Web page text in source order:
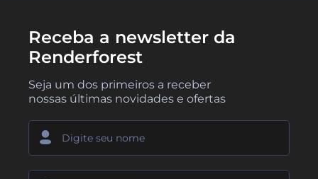
Receba a newsletter da
Renderforest
Seja um dos primeiros a receber
nossas últimas novidades e ofertas